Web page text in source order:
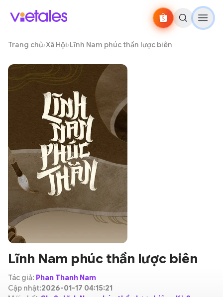
Trang chủ›Xã Hội›Lĩnh Nam phúc thần lược biên
Lĩnh Nam phúc thần lược biên
Tác giả: Phan Thanh Nam
Cập nhật:2026-01-17 04:15:21